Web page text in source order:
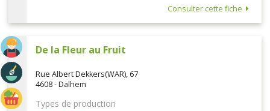
Consulter cette fiche
De la Fleur au Fruit
Rue Albert Dekkers(WAR), 67
4608 - Dalhem
Types de production